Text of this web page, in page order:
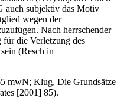
auch subjektiv das Motiv
wegen der
Nach herrschender
für die Verletzung des
(Resch in
mwN; Klug, Die Grundsätze
[2001] 85).